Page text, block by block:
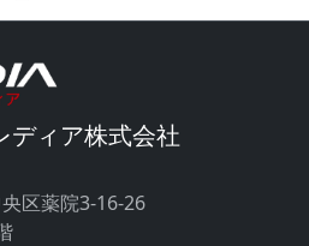
ディア株式会社
区薬院3-16-26